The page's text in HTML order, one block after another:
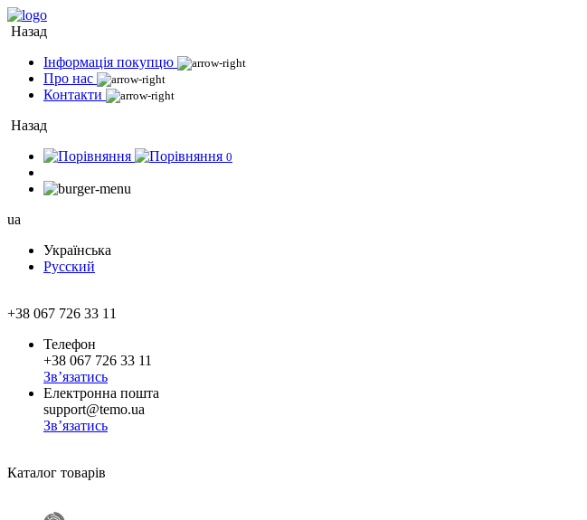
Назад
Інформація покупцю
Про нас
Контакти
Назад
0
ua
Українська
Русский
+38 067 726 33 11
Телефон
+38 067 726 33 11
Зв’язатись
Електронна пошта
support@temo.ua
Зв’язатись
Каталог товарів